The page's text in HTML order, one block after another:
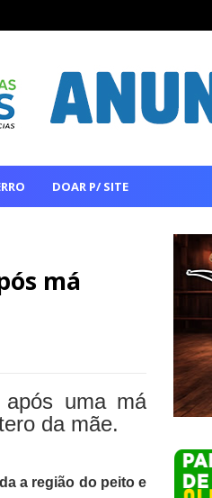
DOAR P/ SITE
má
uma má
da mãe.
a região do peito e